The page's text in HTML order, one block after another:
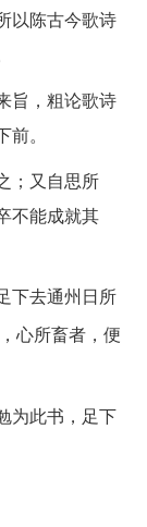
以陈古今歌诗
旨，粗论歌诗
。
；又自思所
不能成就其
下去通州日所
心所畜者，便
为此书，足下